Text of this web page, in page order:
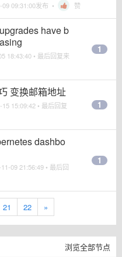
09 09:31:00发布 • 赞
have b
18:43:40 • 最后回复来
1
变换邮箱地址
15 15:09:42 • 最后回复
1
dashbo
09 21:56:49 • 最后回
1
21 22 »
浏览全部节点